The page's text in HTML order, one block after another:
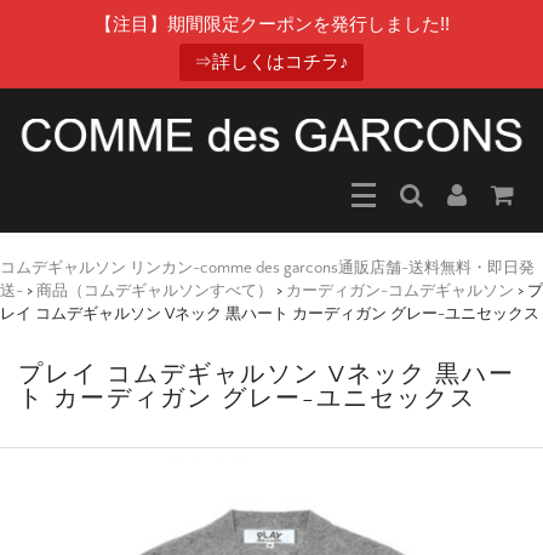
【注目】期間限定クーポンを発行しました!!
⇒詳しくはコチラ♪
コムデギャルソン リンカン-comme des garcons通販店舗-送料無料・即日発
送- > 商品（コムデギャルソンすべて） > カーディガン-コムデギャルソン > プ
レイ コムデギャルソン Vネック 黒ハート カーディガン グレー-ユニセックス
プレイ コムデギャルソン Vネック 黒ハー
ト カーディガン グレー-ユニセックス